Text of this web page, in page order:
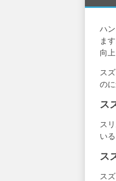
ハ
ま
向
ス
の
ス
ス
い
ス
ス